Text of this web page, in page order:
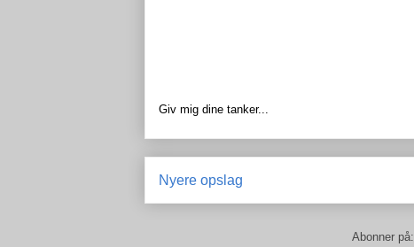
Giv mig dine tanker...
Nyere opslag
Abonner på: